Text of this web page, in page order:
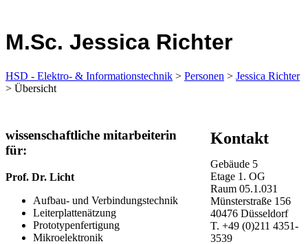
M.Sc. Jessica Richter
HSD - Elektro- & Informationstechnik > Personen > Jessica Richter
> Übersicht
​​​​​​wissenschaftliche mitarbeiterin
für:
​Prof. Dr. Licht
Aufbau- und Verbindungstechnik
Leiterplattenätzung
Prototypenfertigung
Mikroelektronik​​​
Kontakt
Gebäude 5
Etage 1. OG
Raum05.1.031
Münsterstraße 156
40476Düsseldorf
T.+49 (0)211 4351-
3539